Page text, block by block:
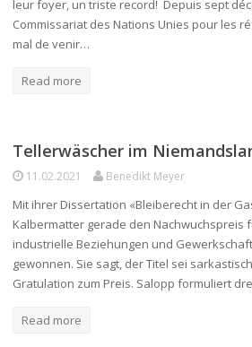
leur foyer, un triste record! Depuis sept
Commissariat des Nations Unies pour les
mal de venir…
Read more
Tellerwäscher im
11.02.2021 Benedikt Meyer
Mit ihrer Dissertation «Bleiberecht in der
Kalbermatter gerade den Nachwuchspreis
industrielle Beziehungen und
gewonnen. Sie sagt, der Titel sei
Gratulation zum Preis. Salopp formuliert
Read more